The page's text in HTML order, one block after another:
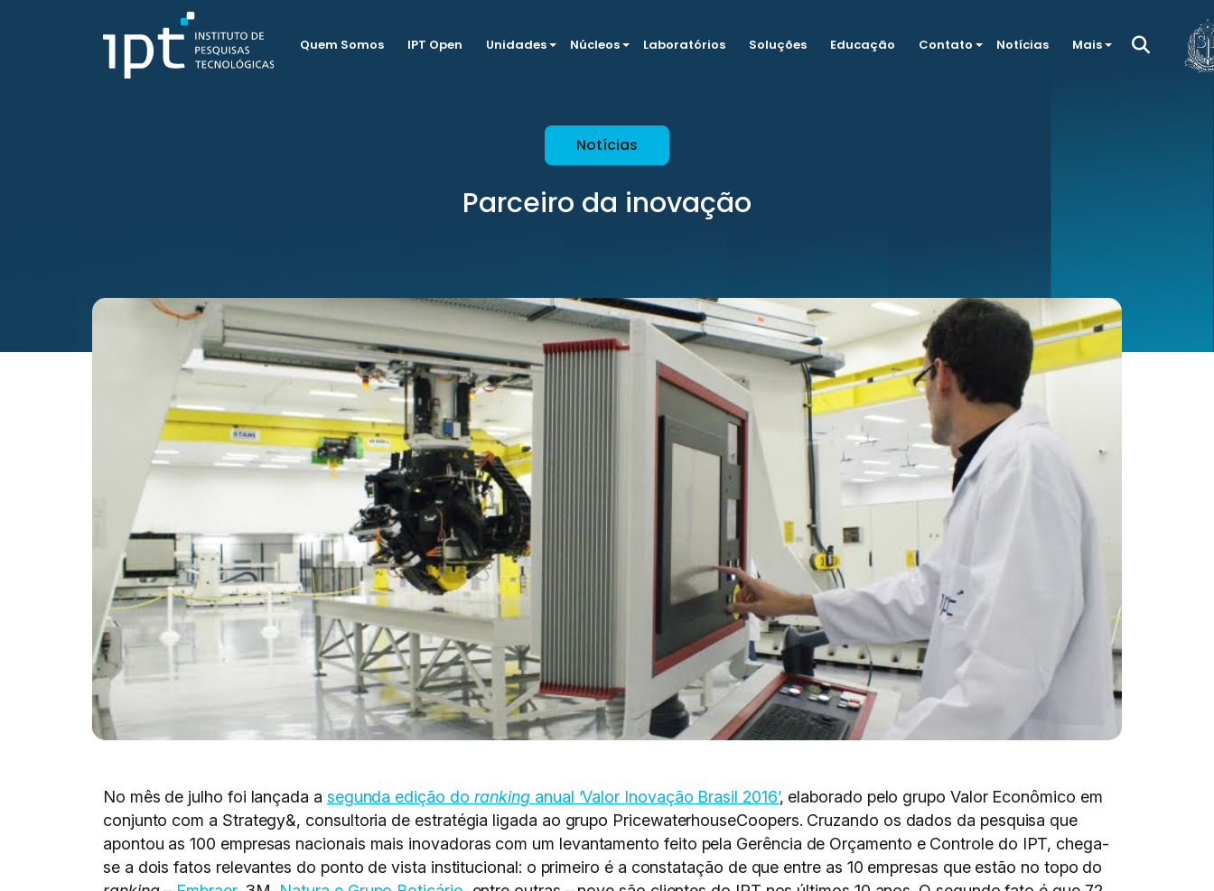
Quem Somos IPT Open Unidades Núcleos Laboratórios Soluções Educação Contato Notícias Mais
Notícias
Parceiro da inovação
No mês de julho foi lançada a segunda edição do ranking anual ‘Valor Inovação Brasil 2016’, elaborado pelo grupo Valor Econômico em
conjunto com a Strategy&, consultoria de estratégia ligada ao grupo PricewaterhouseCoopers. Cruzando os dados da pesquisa que
apontou as 100 empresas nacionais mais inovadoras com um levantamento feito pela Gerência de Orçamento e Controle do IPT, chega-
se a dois fatos relevantes do ponto de vista institucional: o primeiro é a constatação de que entre as 10 empresas que estão no topo do